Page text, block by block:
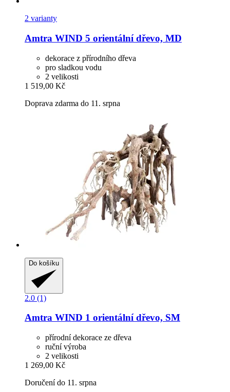
2 varianty
Amtra WIND 5 orientální dřevo, MD
dekorace z přírodního dřeva
pro sladkou vodu
2 velikosti
1 519,00 Kč
Doprava zdarma do 11. srpna
Do košíku
2.0 (1)
Amtra WIND 1 orientální dřevo, SM
přírodní dekorace ze dřeva
ruční výroba
2 velikosti
1 269,00 Kč
Doručení do 11. srpna